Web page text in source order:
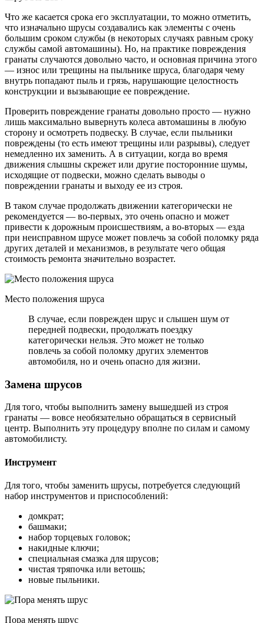
Что же касается срока его эксплуатации, то можно отметить,
что изначально шрусы создавались как элементы с очень
большим сроком службы (в некоторых случаях равным сроку
службы самой автомашины). Но, на практике повреждения
гранаты случаются довольно часто, и основная причина этого
— износ или трещины на пыльнике шруса, благодаря чему
внутрь попадают пыль и грязь, нарушающие целостность
конструкции и вызывающие ее повреждение.
Проверить повреждение гранаты довольно просто — нужно
лишь максимально вывернуть колеса автомашины в любую
сторону и осмотреть подвеску. В случае, если пыльники
повреждены (то есть имеют трещины или разрывы), следует
немедленно их заменить. А в ситуации, когда во время
движения слышны скрежет или другие посторонние шумы,
исходящие от подвески, можно сделать выводы о
повреждении гранаты и выходу ее из строя.
В таком случае продолжать движении категорически не
рекомендуется — во-первых, это очень опасно и может
привести к дорожным происшествиям, а во-вторых — езда
при неисправном шрусе может повлечь за собой поломку ряда
других деталей и механизмов, в результате чего общая
стоимость ремонта значительно возрастет.
Место положения шруса
В случае, если поврежден шрус и слышен шум от
передней подвески, продолжать поездку
категорически нельзя. Это может не только
повлечь за собой поломку других элементов
автомобиля, но и очень опасно для жизни.
Замена шрусов
Для того, чтобы выполнить замену вышедшей из строя
гранаты — вовсе необязательно обращаться в сервисный
центр. Выполнить эту процедуру вполне по силам и самому
автомобилисту.
Инструмент
Для того, чтобы заменить шрусы, потребуется следующий
набор инструментов и приспособлений:
домкрат;
башмаки;
набор торцевых головок;
накидные ключи;
специальная смазка для шрусов;
чистая тряпочка или ветошь;
новые пыльники.
Пора менять шрус